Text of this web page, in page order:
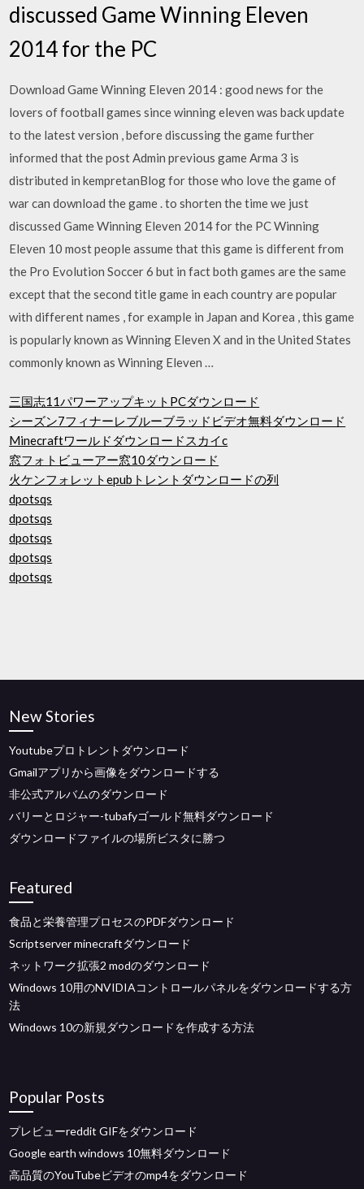
discussed Game Winning Eleven
2014 for the PC
Download Game Winning Eleven 2014 : good news for the
lovers of football games since winning eleven was back update
to the latest version , before discussing the game further
informed that the post Admin previous game Arma 3 is
distributed in kempretanBlog for those who love the game of
war can download the game . to shorten the time we just
discussed Game Winning Eleven 2014 for the PC Winning
Eleven 10 most people assume that this game is different from
the Pro Evolution Soccer 6 but in fact both games are the same
except that the second title game in each country are popular
with different names , for example in Japan and Korea , this game
is popularly known as Winning Eleven X and in the United States
commonly known as Winning Eleven …
三国志11パワーアップキットPCダウンロード
シーズン7フィナーレブルーブラッドビデオ無料ダウンロード
Minecraftワールドダウンロードスカイc
窓フォトビューアー窓10ダウンロード
火ケンフォレットepubトレントダウンロードの列
dpotsqs
dpotsqs
dpotsqs
dpotsqs
dpotsqs
New Stories
Youtubeプロトレントダウンロード
Gmailアプリから画像をダウンロードする
非公式アルバムのダウンロード
バリーとロジャー-tubafyゴールド無料ダウンロード
ダウンロードファイルの場所ビスタに勝つ
Featured
食品と栄養管理プロセスのPDFダウンロード
Scriptserver minecraftダウンロード
ネットワーク拡張2 modのダウンロード
Windows 10用のNVIDIAコントロールパネルをダウンロードする方
法
Windows 10の新規ダウンロードを作成する方法
Popular Posts
プレビューreddit GIFをダウンロード
Google earth windows 10無料ダウンロード
高品質のYouTubeビデオのmp4をダウンロード